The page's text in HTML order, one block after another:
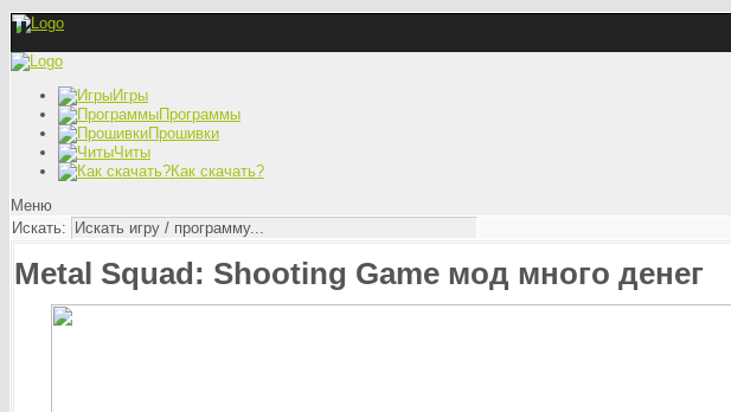
Игры
Программы
Прошивки
Читы
Как скачать?
Меню
Искать:
Metal Squad: Shooting Game мод много денег